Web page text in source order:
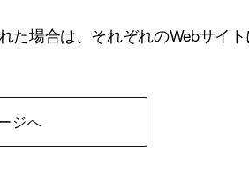
た場合は、それぞれのWebサイ
ジへ